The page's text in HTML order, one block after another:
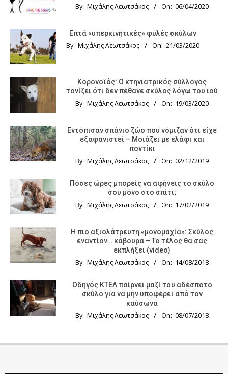
By: Μιχάλης Λεωτσάκος On: 06/04/2020
Επτά «υπερκινητικές» φυλές σκύλων
By: Μιχάλης Λεωτσάκος On: 21/03/2020
Κορονοϊός: Ο κτηνιατρικός σύλλογος
τονίζει ότι δεν πέθανε σκύλος λόγω του ιού
By: Μιχάλης Λεωτσάκος On: 19/03/2020
Εντόπισαν σπάνιο ζώο που νόμιζαν ότι είχε
εξαφανιστεί – Μοιάζει με ελάφι και
ποντίκι
By: Μιχάλης Λεωτσάκος On: 02/12/2019
Πόσες ώρες μπορείς να αφήνεις το σκύλο
σου μόνο στο σπίτι;
By: Μιχάλης Λεωτσάκος On: 17/02/2019
Η πιο αξιολάτρευτη «μονομαχία»: Σκύλος
εναντίον… κάβουρα – Το τέλος θα σας
εκπλήξει (video)
By: Μιχάλης Λεωτσάκος On: 14/08/2018
Οδηγός KTΕΛ παίρνει μαζί του αδέσποτο
σκύλο για να μην υποφέρει από τον
καύσωνα
By: Μιχάλης Λεωτσάκος On: 08/07/2018